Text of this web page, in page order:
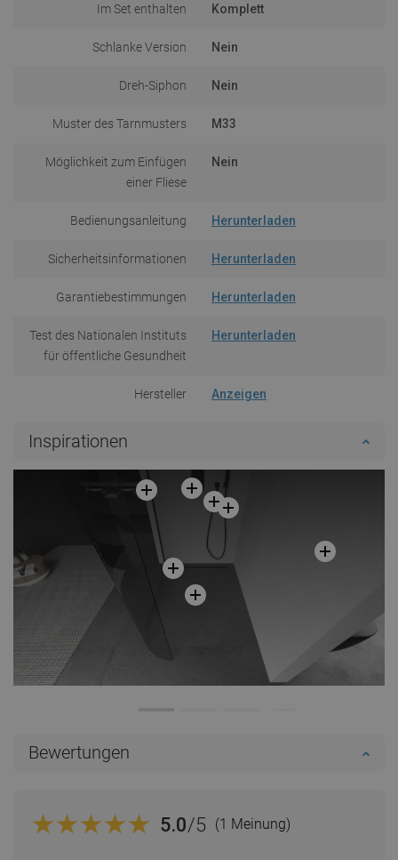
Im Set enthalten Komplett
Schlanke Version Nein
Dreh-Siphon Nein
Muster des Tarnmusters M33
Möglichkeit zum Einfügen
einer Fliese
Nein
Bedienungsanleitung Herunterladen
Sicherheitsinformationen Herunterladen
Garantiebestimmungen Herunterladen
Test des Nationalen Instituts
für öffentliche Gesundheit
Herunterladen
Hersteller Anzeigen
Inspirationen
Bewertungen
5.0/5 (1 Meinung)